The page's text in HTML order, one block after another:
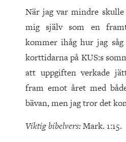
När jag var mindre
mig själv som en
kommer ihåg hur jag
korttidarna på KUS:s
att uppgiften verkade
fram emot året med
bävan, men jag tror det
Viktig bibelvers:Mark. 1:15.